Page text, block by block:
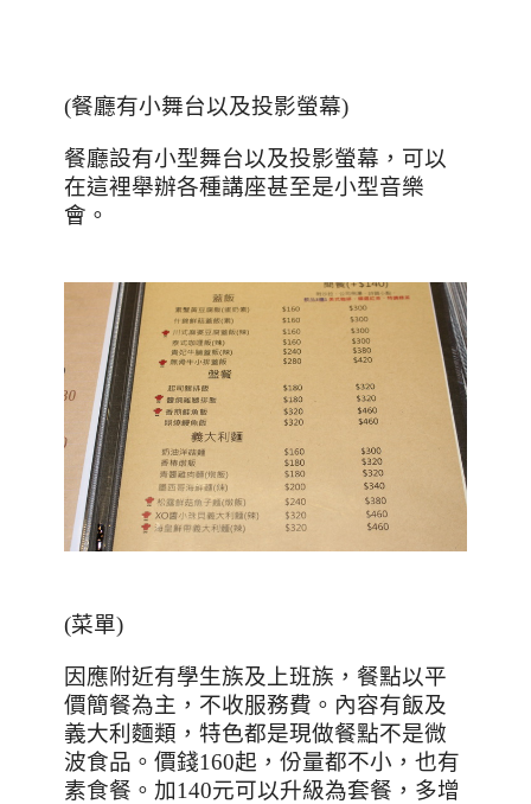
(餐廳有小舞台以及投影螢幕)
餐廳設有小型舞台以及投影螢幕，可以
在這裡舉辦各種講座甚至是小型音樂
會。
(菜單)
因應附近有學生族及上班族，餐點以平
價簡餐為主，不收服務費。內容有飯及
義大利麵類，特色都是現做餐點不是微
波食品。價錢160起，份量都不小，也有
素食餐。加140元可以升級為套餐，多增